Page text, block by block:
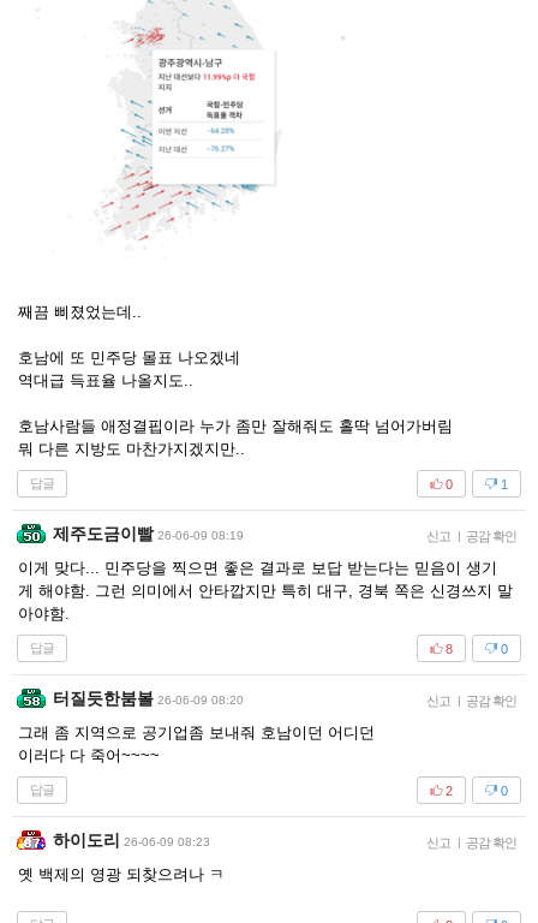
째끔 삐졌었는데..
호남에 또 민주당 몰표 나오겠네
역대급 득표율 나올지도..
호남사람들 애정결핍이라 누가 좀만 잘해줘도 홀딱 넘어가버림
뭐 다른 지방도 마찬가지겠지만..
답글 1
0
제주도금이빨 26-06-09 08:19 신고 | 공감 확인
이게 맞다... 민주당을 찍으면 좋은 결과로 보답 받는다는 믿음이 생기
게 해야함. 그런 의미에서 안타깝지만 특히 대구, 경북 쪽은 신경쓰지 말
아야함.
답글 0
8
터질듯한붐볼 26-06-09 08:20 신고 | 공감 확인
그래 좀 지역으로 공기업좀 보내줘 호남이던 어디던
이러다 다 죽어~~~~
답글 0
2
하이도리 26-06-09 08:23 신고 | 공감 확인
옛 백제의 영광 되찾으려나 ㅋ